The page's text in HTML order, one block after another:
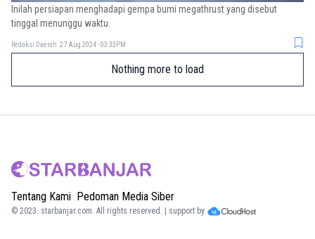
Inilah persiapan menghadapi gempa bumi megathrust yang disebut
tinggal menunggu waktu.
Redaksi Daerah 27 Aug 2024 - 03:33PM
Nothing more to load
Tentang Kami Pedoman Media Siber
© 2023. starbanjar.com. All rights reserved. | support by